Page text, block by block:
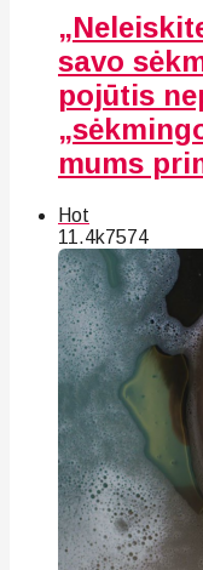
savo
pojūtis
mums
Hot
11.4k7574